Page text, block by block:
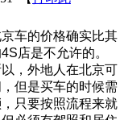
车的价格确实比其
店是不允许的。
，外地人在北京可
但是买车的时候需
只要按照流程来就